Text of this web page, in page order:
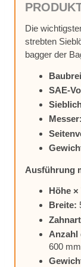
Die
streb­ten
bag­ger der
SAE-
Mes­ser:
Aus­füh­rung
Höhe ×
Brei­te:
An­zahl
600